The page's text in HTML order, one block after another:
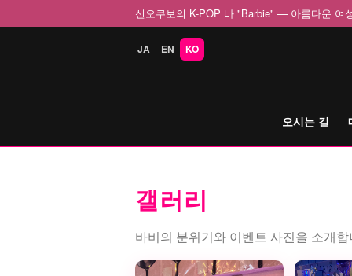
신오쿠보의 K-POP 바 "Barbie" — 아름다운 여
JA EN KO
오시는 길
갤러리
바비의 분위기와 이벤트 사진을 소개